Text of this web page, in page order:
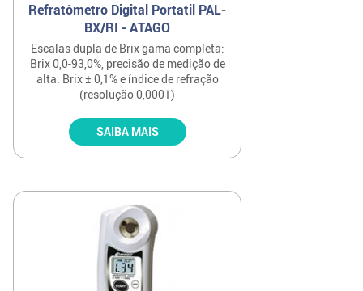
Refratômetro Digital Portatil PAL-
BX/RI - ATAGO
Escalas dupla de Brix gama completa:
Brix 0,0-93,0%, precisão de medição de
alta: Brix ± 0,1% e índice de refração
(resolução 0,0001)
SAIBA MAIS